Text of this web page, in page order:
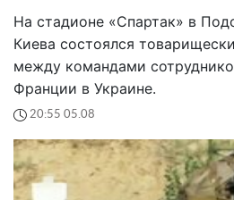
На стадионе «Спартак» в
Киева состоялся
между командами
Франции в Украине.
20:55 05.08